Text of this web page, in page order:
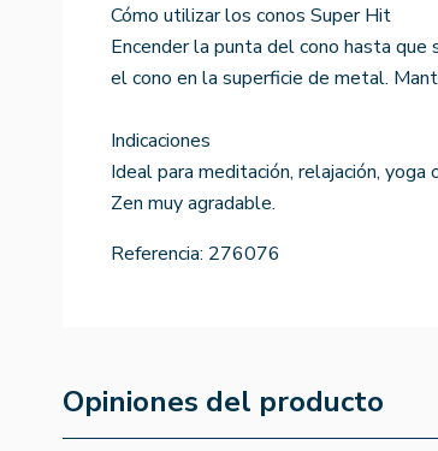
Cómo utilizar los conos Super Hit
Encender la punta del cono hasta
el cono en la superficie de metal.
Indicaciones
Ideal para meditación, relajación,
Zen muy agradable.
Referencia: 276076
Opiniones del producto